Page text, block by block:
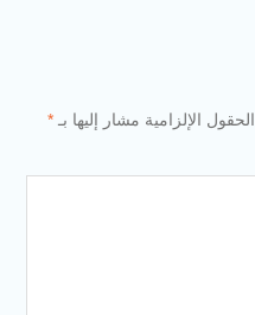
الحقول الإلزامية مشار إليها بـ *